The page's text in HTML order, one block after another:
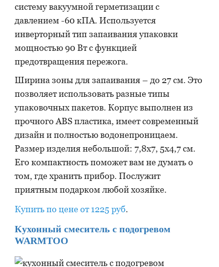
систему вакуумной герметизации с
давлением -60 кПА. Используется
инверторный тип запаивания упаковки
мощностью 90 Вт с функцией
предотвращения пережога.
Ширина зоны для запаивания – до 27 см. Это
позволяет использовать разные типы
упаковочных пакетов. Корпус выполнен из
прочного ABS пластика, имеет современный
дизайн и полностью водонепроницаем.
Размер изделия небольшой: 7,8х7, 5х4,7 см.
Его компактность поможет вам не думать о
том, где хранить прибор. Послужит
приятным подарком любой хозяйке.
Купить по цене от 1225 руб.
Кухонный смеситель с подогревом
WARMTOO